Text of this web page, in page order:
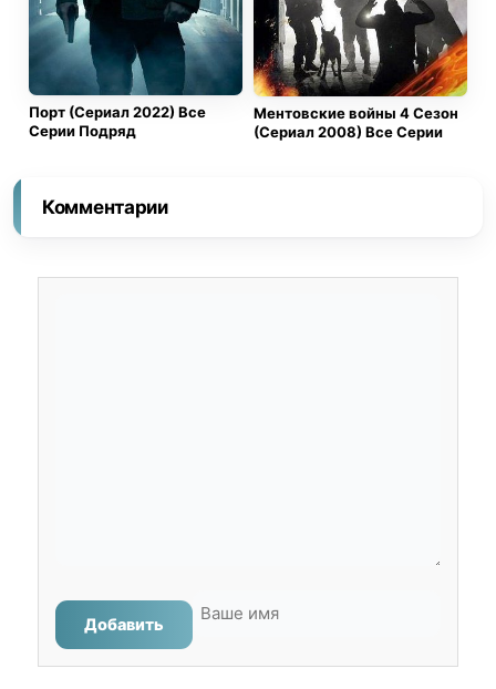
самый важный вопрос не в том кто победит. А в том
останется ли у победителя что нибудь кроме пустых
стен огромного офиса.
Порт (Сериал 2022) Все
Серии Подряд
Ментовские войны 4 Сезон
(Сериал 2008) Все Серии
Комментарии
Добавить